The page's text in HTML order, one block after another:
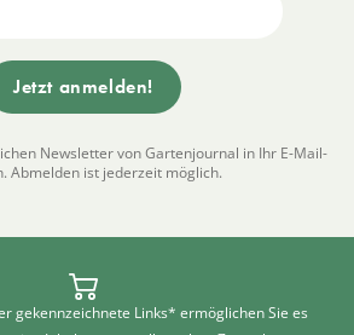
Newsletter von Gartenjournal in Ihr E-Mail-
Abmelden ist jederzeit möglich.
gekennzeichnete Links* ermöglichen Sie es